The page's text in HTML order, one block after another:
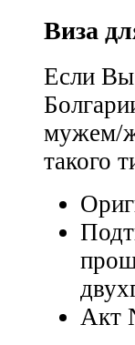
Виза
Если Вы
мужем/
такого
Акт